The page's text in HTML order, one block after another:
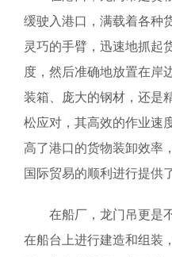
缓驶入港口，满载着各种
灵巧的手臂，迅速地抓起
度，然后准确地放置在岸
装箱、庞大的钢材，还是
松应对，其高效的作业速
高了港口的货物装卸效率
国际贸易的顺利进行提供
在船厂，龙门吊更是
在船台上进行建造和组装